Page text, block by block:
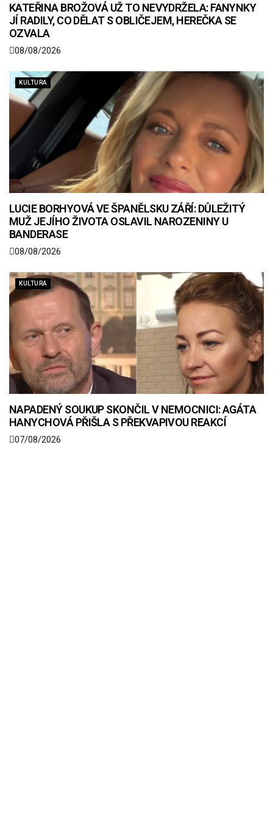
KATEŘINA BROŽOVÁ UŽ TO NEVYDRŽELA: FANYNKY
JÍ RADILY, CO DĚLAT S OBLIČEJEM, HEREČKA SE
OZVALA
08/08/2026
KULTURA
LUCIE BORHYOVÁ VE ŠPANĚLSKU ZÁŘÍ: DŮLEŽITÝ
MUŽ JEJÍHO ŽIVOTA OSLAVIL NAROZENINY U
BANDERASE
08/08/2026
KULTURA
NAPADENÝ SOUKUP SKONČIL V NEMOCNICI: AGÁTA
HANYCHOVÁ PŘIŠLA S PŘEKVAPIVOU REAKCÍ
07/08/2026